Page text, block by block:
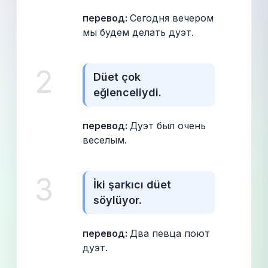
перевод: Сегодня вечером
мы будем делать дуэт.
2
Düet çok
eğlenceliydi.
перевод: Дуэт был очень
веселым.
3
İki şarkıcı düet
söylüyor.
перевод: Два певца поют
дуэт.